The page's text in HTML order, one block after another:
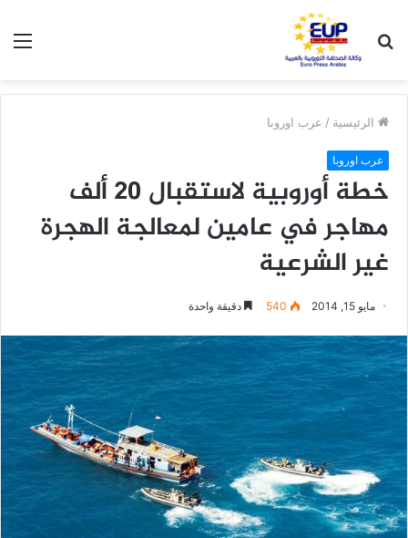
عن
الرئيسية / عرب اوروبا
عرب اوروبا
خطة أوروبية لاستقبال 20 ألف
مهاجر في عامين لمعالجة الهجرة
غير الشرعية
مايو 15, 2014 540 دقيقة واحدة